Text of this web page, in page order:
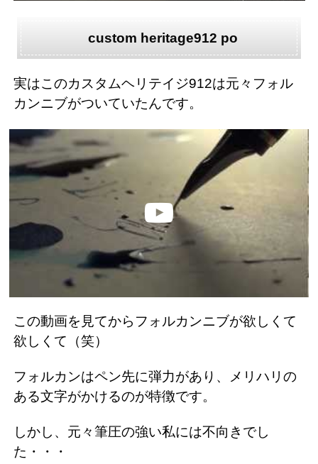
custom heritage912 po
実はこのカスタムヘリテイジ912は元々フォル
カンニブがついていたんです。
この動画を見てからフォルカンニブが欲しくて
欲しくて（笑）
フォルカンはペン先に弾力があり、メリハリの
ある文字がかけるのが特徴です。
しかし、元々筆圧の強い私には不向きでし
た・・・